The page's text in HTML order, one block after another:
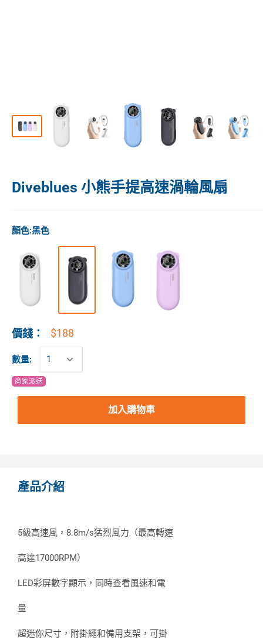
Diveblues 小熊手提高速渦輪風扇
顏色:黑色
價錢： $188
數量:
商家派送
加入購物車
產品介紹
5級高速風，8.8m/s猛烈風力（最高轉速
高達17000RPM）
LED彩屏數字顯示，同時查看風速和電
量
超迷你尺寸，附掛繩和備用支架，可掛